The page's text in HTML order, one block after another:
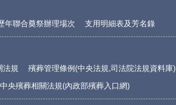
年聯合奠祭辦理場次 支用明細表及芳名錄
法規 殯葬管理條例(中央法規,司法院法規資料庫)
中央殯葬相關法規(內政部殯葬入口網)